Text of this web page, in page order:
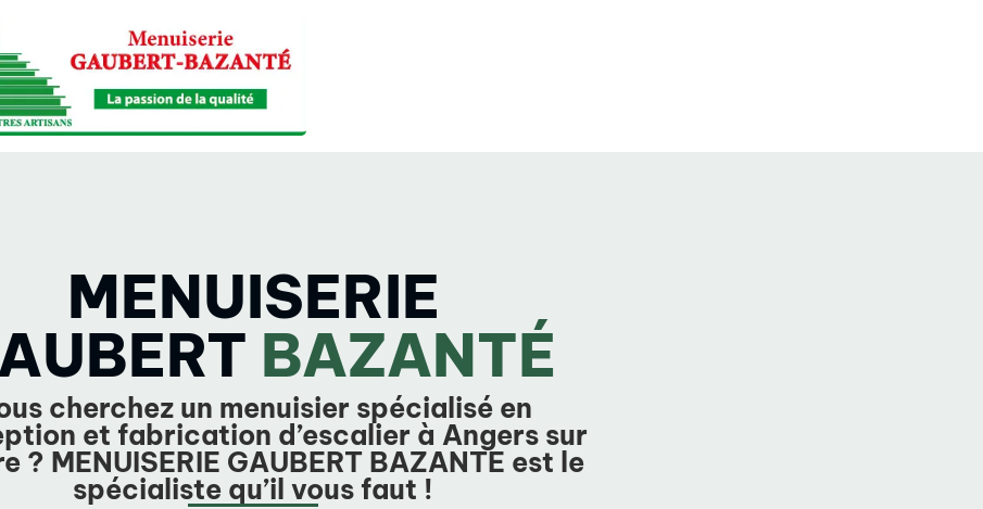
MENUISERIE
BAZANTÉ
cherchez un menuisier spécialisé en
et fabrication d’escalier à Angers sur
? MENUISERIE GAUBERT BAZANTE est le
spécialiste qu’il vous faut !